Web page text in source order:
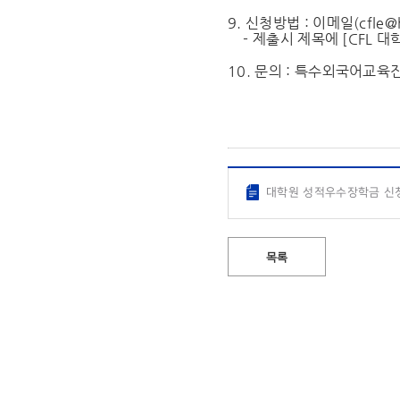
9. 신청방법 : 이메일(
- 제출시 제목에 [CFL 대
10. 문의 : 특수외국어교
대학원 성적우수장학금
목록